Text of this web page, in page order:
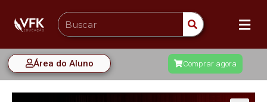
Área do Aluno Comprar agora